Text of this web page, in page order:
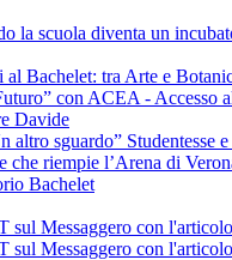
la scuola diventa un
Bachelet: tra Arte e
con ACEA - Accesso
Davide
sguardo” Studentesse
riempie l’Arena di
Bachelet
Messaggero con l'articolo
Messaggero con l'articolo